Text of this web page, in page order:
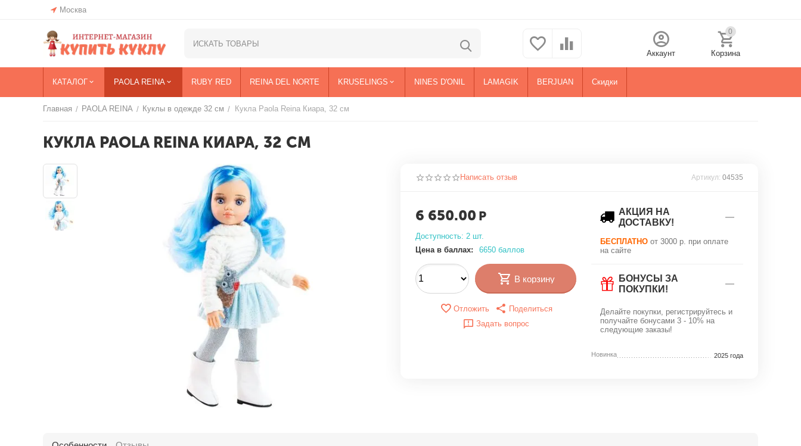
Москва
Аккаунт
0
Корзина
КАТАЛОГ PAOLA REINA RUBY RED REINA DEL NORTE KRUSELINGS NINES D'ONIL LAMAGIK BERJUAN Скидки
Главная / PAOLA REINA / Куклы в одежде 32 см / Кукла Paola Reina Киара, 32 см
КУКЛА PAOLA REINA КИАРА, 32 СМ
Написать отзыв Артикул: 04535
6 650.00 Р
Доступность: 2 шт.
Цена в баллах:
6650 баллов
В корзину
Отложить
Поделиться
Задать вопрос
АКЦИЯ НА
ДОСТАВКУ!
БЕСПЛАТНО от 3000 р. при оплате
на сайте
БОНУСЫ ЗА
ПОКУПКИ!
Делайте покупки, регистрируйтесь и
получайте бонусами 3 - 10% на
следующие заказы!
Новинка 2025 года